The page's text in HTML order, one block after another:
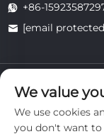
+86-
[email
We value
We use cookies
you don't want to